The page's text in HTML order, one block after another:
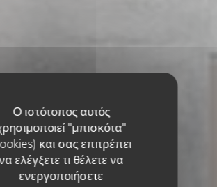
Ο ιστότοπος αυτός
"μπισκότα"
και σας επιτρέπει
ελέγξετε τι θέλετε να
ενεργοποιήσετε